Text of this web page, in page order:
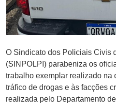
O Sindicato dos Policiais Civis
(SINPOLPI) parabeniza os
trabalho exemplar realizado na
tráfico de drogas e às facções
realizada pelo Departamento